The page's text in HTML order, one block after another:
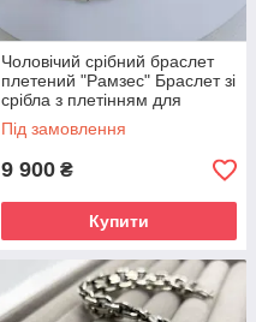
Чоловічий срібний браслет
плетений "Рамзес" Браслет зі
срібла з плетінням для
чоловіка
Під замовлення
9 900 ₴
Купити